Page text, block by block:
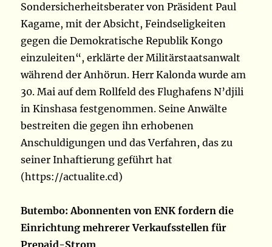
Sondersicherheitsberater von Präsident Paul
Kagame, mit der Absicht, Feindseligkeiten
gegen die Demokratische Republik Kongo
einzuleiten“, erklärte der Militärstaatsanwalt
während der Anhörun. Herr Kalonda wurde am
30. Mai auf dem Rollfeld des Flughafens N’djili
in Kinshasa festgenommen. Seine Anwälte
bestreiten die gegen ihn erhobenen
Anschuldigungen und das Verfahren, das zu
seiner Inhaftierung geführt hat
(https://actualite.cd)
Butembo: Abonnenten von ENK fordern die
Einrichtung mehrerer Verkaufsstellen für